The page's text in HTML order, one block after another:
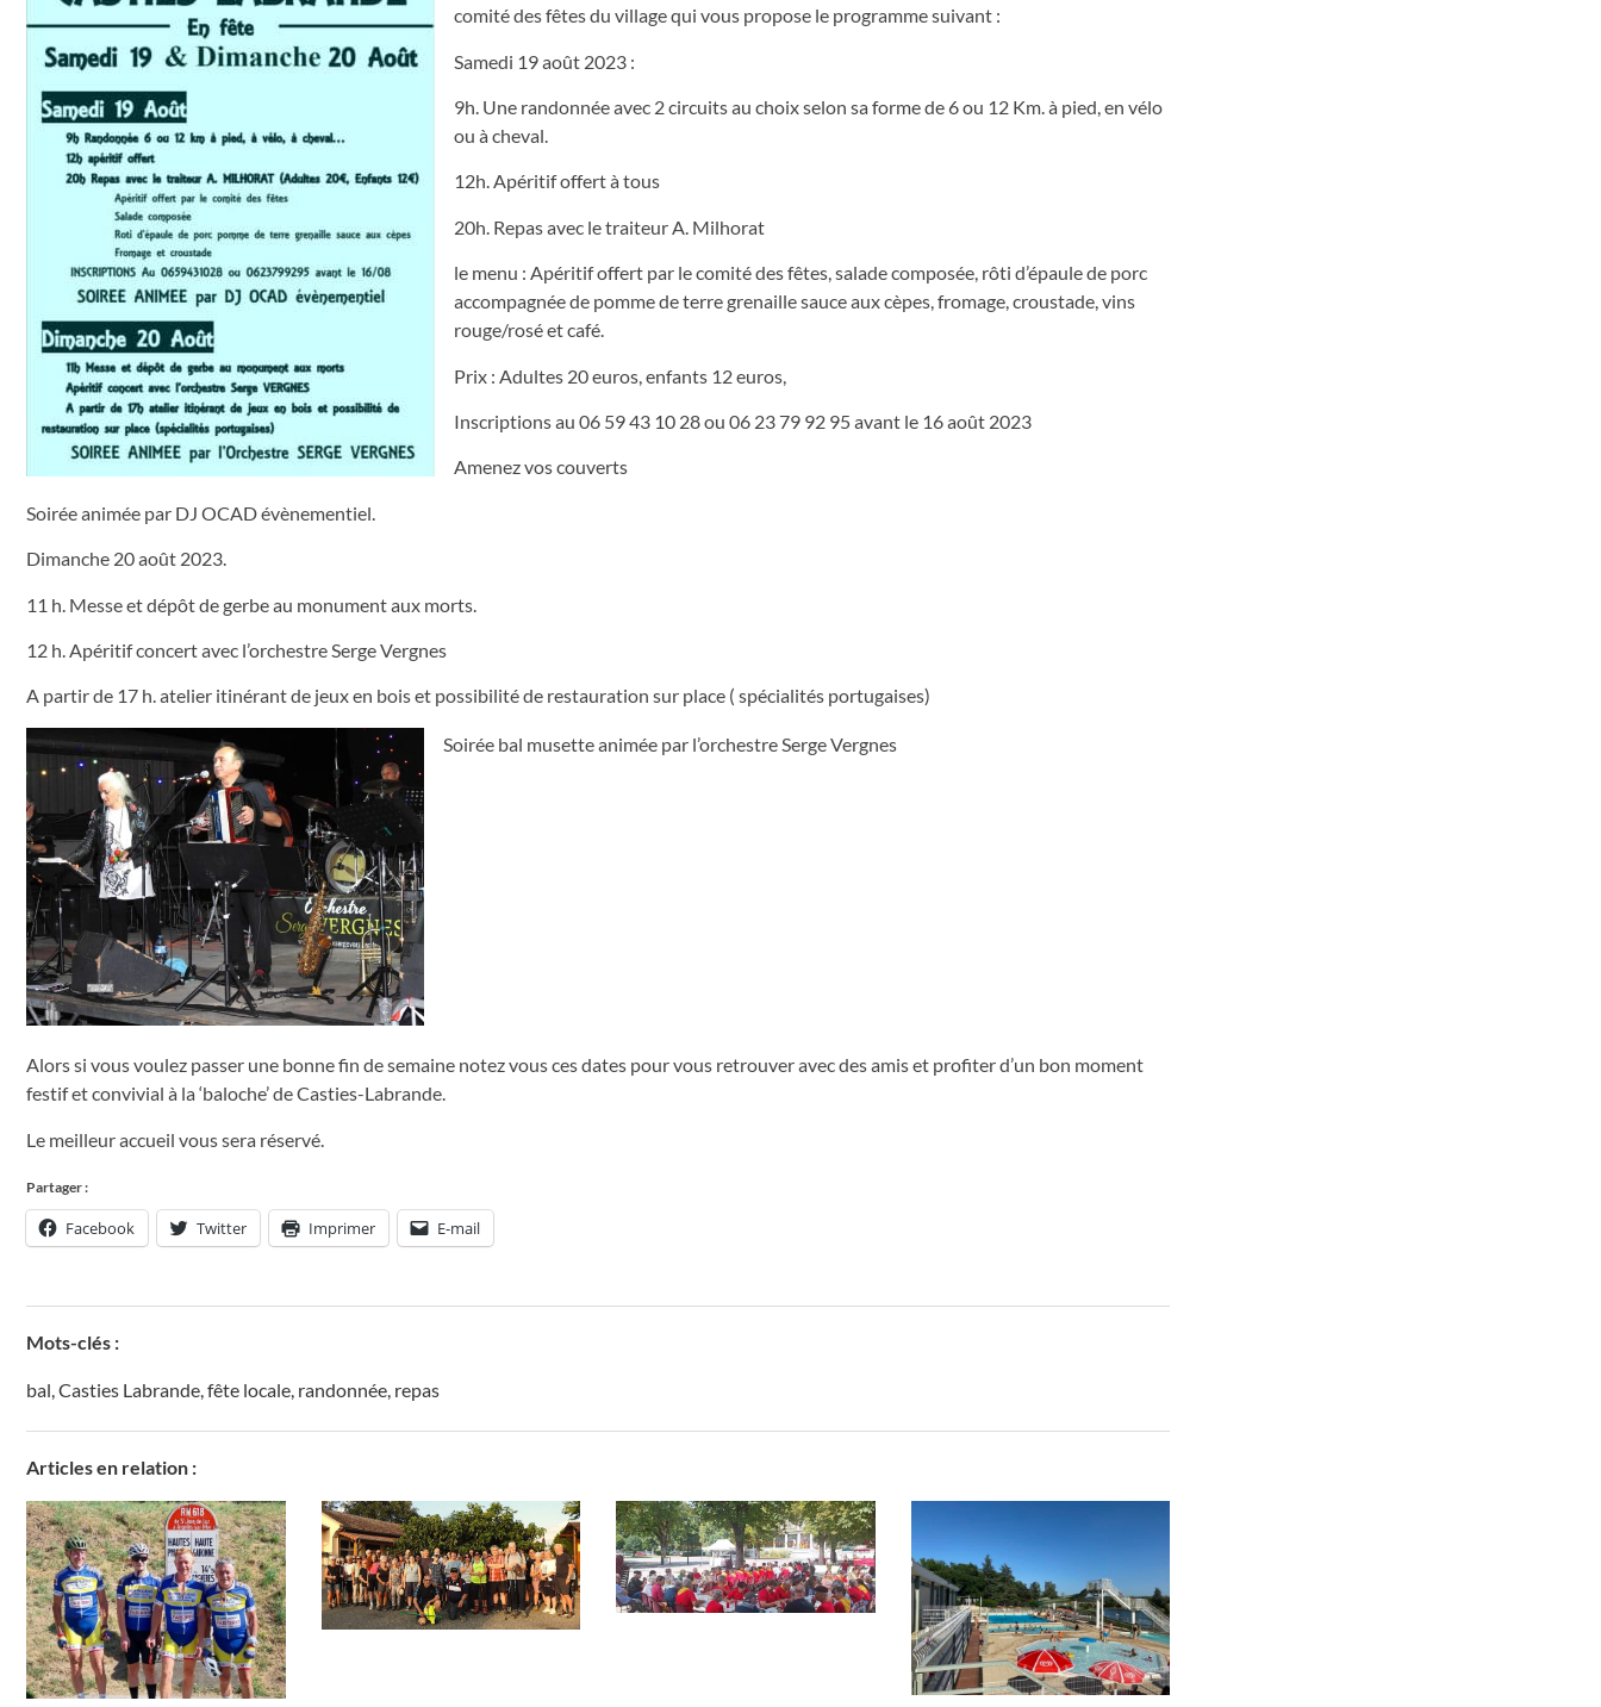
comité des fêtes du village qui vous propose le programme suivant :
Samedi 19 août 2023 :
9h. Une randonnée avec 2 circuits au choix selon sa forme de 6 ou 12 Km. à pied, en vélo
ou à cheval.
12h. Apéritif offert à tous
20h. Repas avec le traiteur A. Milhorat
le menu : Apéritif offert par le comité des fêtes, salade composée, rôti d’épaule de porc
accompagnée de pomme de terre grenaille sauce aux cèpes, fromage, croustade, vins
rouge/rosé et café.
Prix : Adultes 20 euros, enfants 12 euros,
Inscriptions au 06 59 43 10 28 ou 06 23 79 92 95 avant le 16 août 2023
Amenez vos couverts
Soirée animée par DJ OCAD évènementiel.
Dimanche 20 août 2023.
11 h. Messe et dépôt de gerbe au monument aux morts.
12 h. Apéritif concert avec l’orchestre Serge Vergnes
A partir de 17 h. atelier itinérant de jeux en bois et possibilité de restauration sur place ( spécialités portugaises)
Soirée bal musette animée par l’orchestre Serge Vergnes
Alors si vous voulez passer une bonne fin de semaine notez vous ces dates pour vous retrouver avec des amis et profiter d’un bon moment
festif et convivial à la ‘baloche’ de Casties-Labrande.
Le meilleur accueil vous sera réservé.
Partager :
Facebook Twitter Imprimer E-mail
Mots-clés :
bal,Casties Labrande,fête locale, randonnée, repas
Articles en relation :